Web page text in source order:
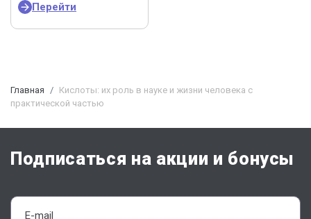
Перейти
Главная
Кислоты: их роль в науке и жизни человека с
практической частью
Подписаться на акции и бонусы